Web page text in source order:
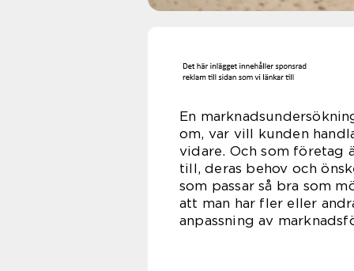
En
om, var vill kunden
vidare. Och som företag
till, deras behov och
som passar så bra som
att man har fler eller
anpassning av